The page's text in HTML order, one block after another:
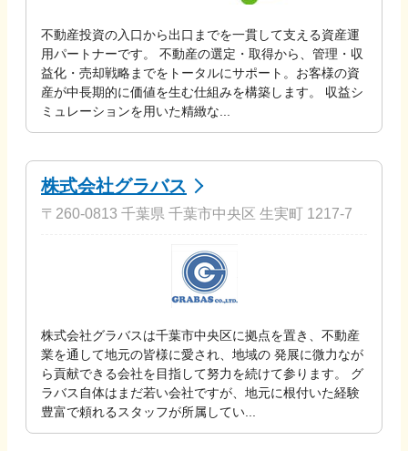
不動産投資の入口から出口までを一貫して支える資産運
用パートナーです。 不動産の選定・取得から、管理・収
益化・売却戦略までをトータルにサポート。お客様の資
産が中長期的に価値を生む仕組みを構築します。 収益シ
ミュレーションを用いた精緻な...
株式会社グラバス
〒260-0813 千葉県 千葉市中央区 生実町 1217-7
株式会社グラバスは千葉市中央区に拠点を置き、不動産
業を通して地元の皆様に愛され、地域の 発展に微力なが
ら貢献できる会社を目指して努力を続けて参ります。 グ
ラバス自体はまだ若い会社ですが、地元に根付いた経験
豊富で頼れるスタッフが所属してい...